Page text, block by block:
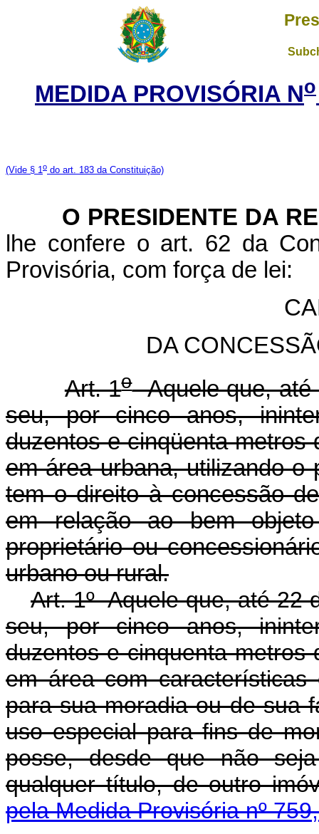
MEDIDA PROVISÓRIA No
(Vide § 1o do art. 183 da Constituição)
O PRESIDENTE DA
lhe confere o art. 62 da
Provisória, com força de lei:
DA
Art. 1oAquele que, até
seu, por cinco anos,
duzentos e cinqüenta metros
em área urbana, utilizando-
tem o direito à concessão
em relação ao bem
proprietário ou
urbano ou rural.
Art. 1º Aquele que, até 22
seu, por cinco anos,
duzentos e cinquenta metros
em área com
para sua moradia ou de sua
uso especial para fins de
posse, desde que não
qualquer título, de outro
pela Medida Provisória nº